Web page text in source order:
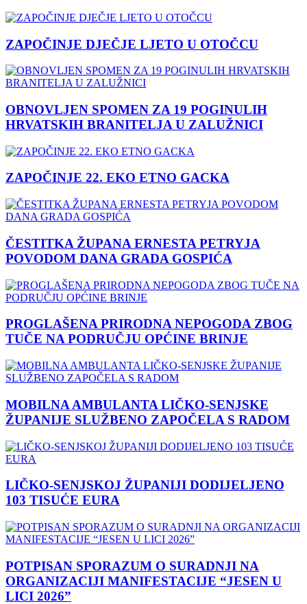
ZAPOČINJE DJEČJE LJETO U OTOČCU
OBNOVLJEN SPOMEN ZA 19 POGINULIH
HRVATSKIH BRANITELJA U ZALUŽNICI
ZAPOČINJE 22. EKO ETNO GACKA
ČESTITKA ŽUPANA ERNESTA PETRYJA
POVODOM DANA GRADA GOSPIĆA
PROGLAŠENA PRIRODNA NEPOGODA ZBOG
TUČE NA PODRUČJU OPĆINE BRINJE
MOBILNA AMBULANTA LIČKO-SENJSKE
ŽUPANIJE SLUŽBENO ZAPOČELA S RADOM
LIČKO-SENJSKOJ ŽUPANIJI DODIJELJENO
103 TISUĆE EURA
POTPISAN SPORAZUM O SURADNJI NA
ORGANIZACIJI MANIFESTACIJE “JESEN U
LICI 2026”